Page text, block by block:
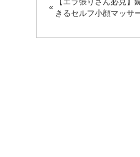
きるセルフ小顔マッサ